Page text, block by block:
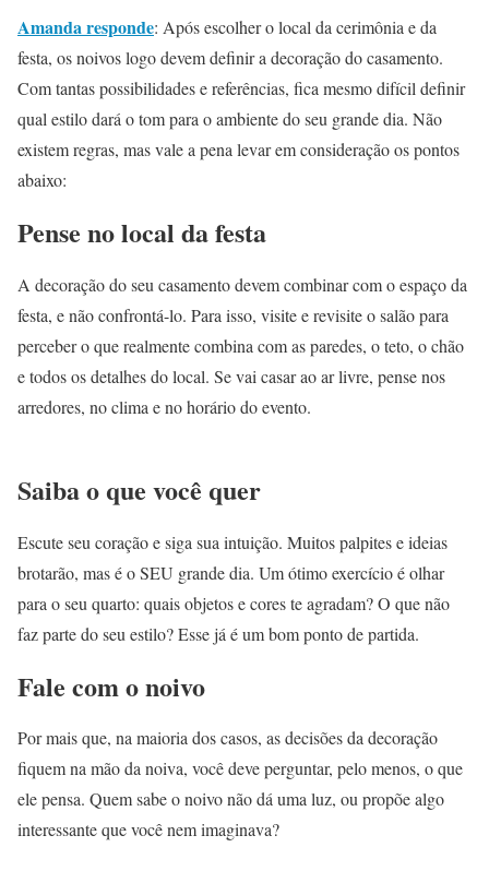
Amanda responde: Após escolher o local da cerimônia e da
festa, os noivos logo devem definir a decoração do casamento.
Com tantas possibilidades e referências, fica mesmo difícil definir
qual estilo dará o tom para o ambiente do seu grande dia. Não
existem regras, mas vale a pena levar em consideração os pontos
abaixo:
Pense no local da festa
A decoração do seu casamento devem combinar com o espaço da
festa, e não confrontá-lo. Para isso, visite e revisite o salão para
perceber o que realmente combina com as paredes, o teto, o chão
e todos os detalhes do local. Se vai casar ao ar livre, pense nos
arredores, no clima e no horário do evento.
Saiba o que você quer
Escute seu coração e siga sua intuição. Muitos palpites e ideias
brotarão, mas é o SEU grande dia. Um ótimo exercício é olhar
para o seu quarto: quais objetos e cores te agradam? O que não
faz parte do seu estilo? Esse já é um bom ponto de partida.
Fale com o noivo
Por mais que, na maioria dos casos, as decisões da decoração
fiquem na mão da noiva, você deve perguntar, pelo menos, o que
ele pensa. Quem sabe o noivo não dá uma luz, ou propõe algo
interessante que você nem imaginava?